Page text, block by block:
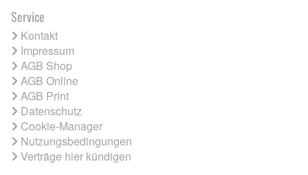
Service
Kontakt
Impressum
AGB Shop
AGB Online
AGB Print
Datenschutz
Cookie-Manager
Nutzungsbedingungen
Verträge hier kündigen